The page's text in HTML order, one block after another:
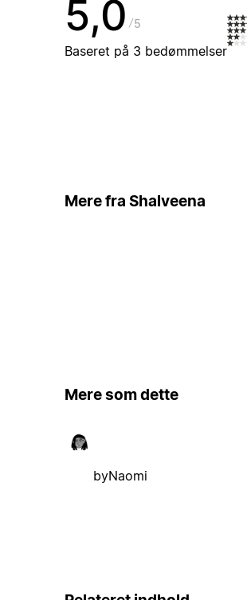
5,0 5
Baseret på 3 bedømmelser
Mere fra Shalveena
Mere som dette
byNaomi